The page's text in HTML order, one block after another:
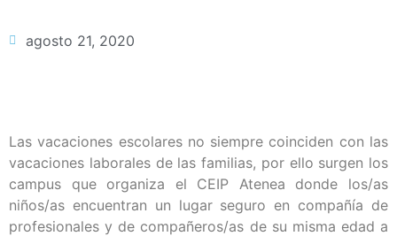
agosto 21, 2020
Las vacaciones escolares no siempre coinciden con las
vacaciones laborales de las familias, por ello surgen los
campus que organiza el CEIP Atenea donde los/as
niños/as encuentran un lugar seguro en compañía de
profesionales y de compañeros/as de su misma edad a